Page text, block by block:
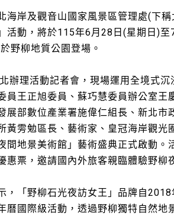
海岸及觀音山國家風景區管理處(下
活動，將於115年6月28日(星期日)
野柳地質公園登場。
辦理活動記者會，現場運用全境式
員王正旭委員、蘇巧慧委員辦公室王
展部數位產業署施偉仁組長、新北市
黃雱勉區長、藝術家、皇冠海岸觀光
間地景美術館」藝術盛典正式啟動。
惠票，邀請國內外旅客親臨體驗野柳
，「野柳石光夜訪女王」品牌自
曆國際級活動，透過野柳獨特自然地